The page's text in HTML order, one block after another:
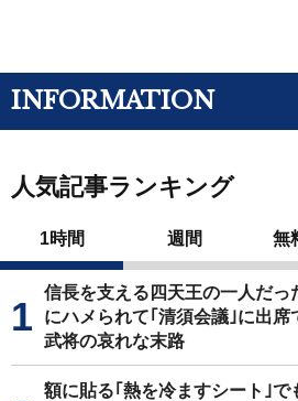
INFORMATION
人気記事ランキング
1時間 週間 無
信長を支える四天王の一人だ
にハメられて｢清須会議｣に出席
武将の哀れな末路
額に貼る｢熱を冷ますシート｣で